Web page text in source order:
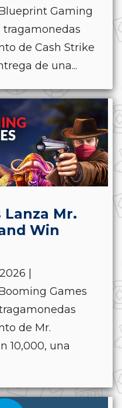
Gaming
de Cash Strike
de una...
Lanza Mr.
Win
|
Games
de Mr.
10,000, una